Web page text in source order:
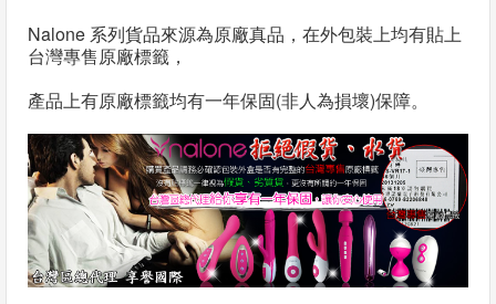
說
明
Nalone 系列貨品來源為原廠真品，在外包裝上均有貼上
台灣專售原廠標籤，
產品上有原廠標籤均有一年保固(非人為損壞)保障。